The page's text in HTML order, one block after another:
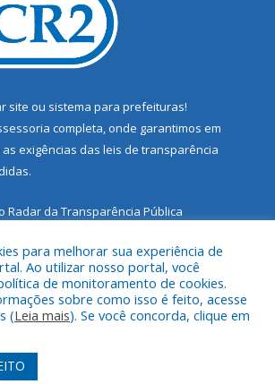
site ou sistema para prefeituras!
completa, onde garantimos em
exigências das leis de transparência
Radar da Transparência Pública
a Prefeitura Municipal de Santarém
Novo.
Área Administrativa
para melhorar sua experiência de
Ao utilizar nosso portal, você
de monitoramento de cookies.
sobre como isso é feito, acesse
(Leia mais). Se você concorda, clique em